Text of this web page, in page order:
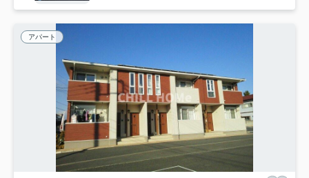
アパート